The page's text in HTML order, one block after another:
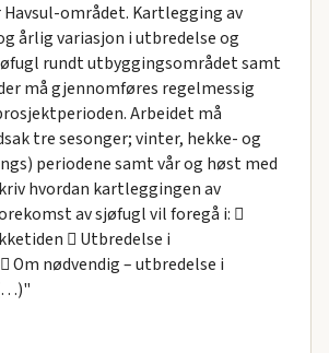
Havsul-området. Kartlegging av
årlig variasjon i utbredelse og
rundt utbyggingsområdet samt
må gjennomføres regelmessig
Arbeidet må
tre sesonger; vinter, hekke- og
periodene samt vår og høst med
hvordan kartleggingen av
av sjøfugl vil foregå i: 
 Utbredelse i
Om nødvendig – utbredelse i